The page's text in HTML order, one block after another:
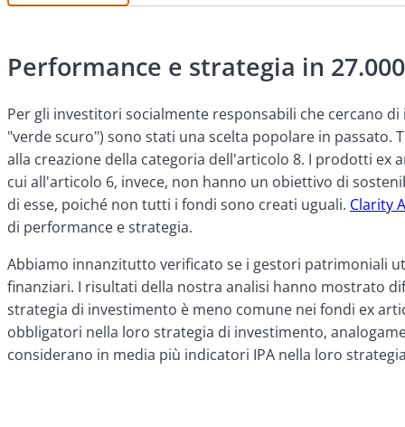
Performance e strategia in
Per gli investitori socialmente responsabili che cercano
"verde scuro") sono stati una scelta popolare in
alla creazione della categoria dell'articolo 8. I prodotti
cui all'articolo 6, invece, non hanno un obiettivo di
di esse, poiché non tutti i fondi sono creati uguali. Clarity
di performance e strategia.
Abbiamo innanzitutto verificato se i gestori patrimoniali
finanziari. I risultati della nostra analisi hanno mostrato
strategia di investimento è meno comune nei fondi ex
obbligatori nella loro strategia di investimento,
considerano in media più indicatori IPA nella loro